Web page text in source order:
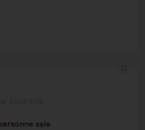
sale